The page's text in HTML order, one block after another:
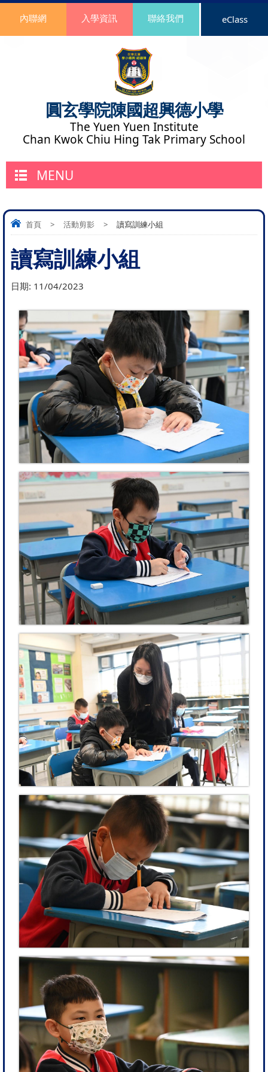
圓玄學院陳國超興德小學
The Yuen Yuen Institute
Chan Kwok Chiu Hing Tak Primary School
內聯網 入學資訊 聯絡我們 eClass
MENU
首頁 > 活動剪影 > 讀寫訓練小組
讀寫訓練小組
日期: 11/04/2023